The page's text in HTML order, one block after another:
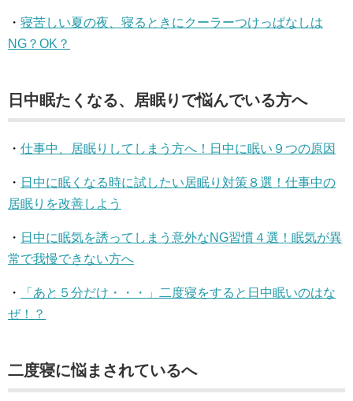
・ 寝苦しい夏の夜、寝るときにクーラーつけっぱなしは
NG？OK？
日中眠たくなる、居眠りで悩んでいる方へ
・ 仕事中、居眠りしてしまう方へ！日中に眠い９つの原因
・ 日中に眠くなる時に試したい居眠り対策８選！仕事中の
居眠りを改善しよう
・ 日中に眠気を誘ってしまう意外なNG習慣４選！眠気が異
常で我慢できない方へ
・
「あと５分だけ・・・」二度寝をすると日中眠いのはな
ぜ！？
二度寝に悩まされているへ